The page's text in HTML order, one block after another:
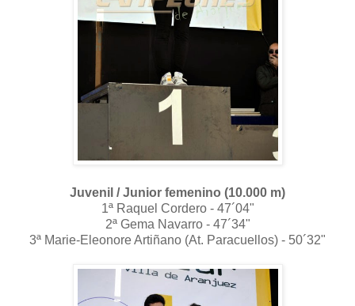
Juvenil / Junior femenino (10.000 m)
1ª Raquel Cordero - 47´04"
2ª Gema Navarro - 47´34"
3ª Marie-Eleonore Artiñano (At. Paracuellos) - 50´32"